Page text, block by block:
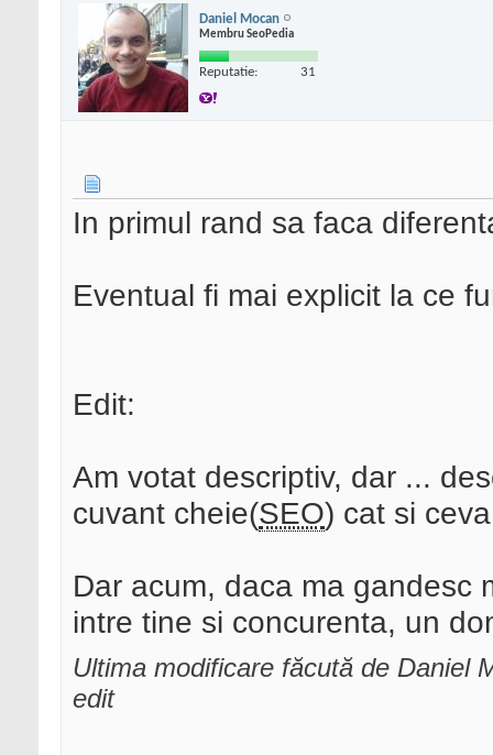
Daniel Mocan
Membru SeoPedia
Reputatie: 31
In primul rand sa faca
Eventual fi mai explicit la ce
Edit:
Am votat descriptiv, dar ...
cuvant cheie(SEO) cat si
Dar acum, daca ma gandesc
intre tine si concurenta, un
Ultima modificare făcută de Daniel
edit